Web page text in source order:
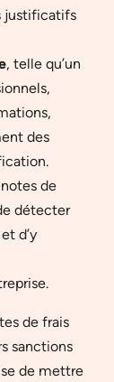
justificatifs
, telle qu’un
des
de
détecter
d’y
de frais
sanctions
de mettre